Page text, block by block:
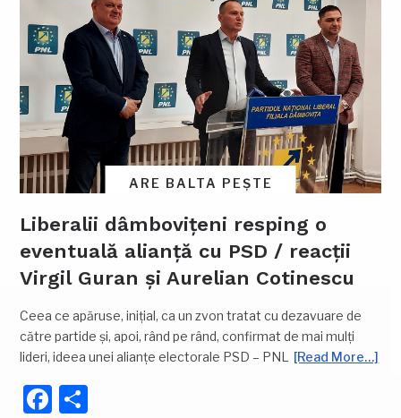
ARE BALTA PEȘTE
Liberalii dâmbovițeni resping o
eventuală alianță cu PSD / reacții
Virgil Guran și Aurelian Cotinescu
Ceea ce apăruse, inițial, ca un zvon tratat cu dezavuare de
către partide și, apoi, rând pe rând, confirmat de mai mulți
lideri, ideea unei alianțe electorale PSD – PNL
[Read More…]
Facebook